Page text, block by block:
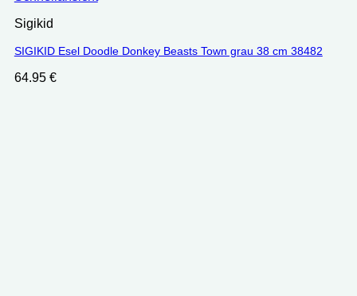
Sigikid
SIGIKID Esel Doodle Donkey Beasts Town grau 38 cm 38482
64.95 €